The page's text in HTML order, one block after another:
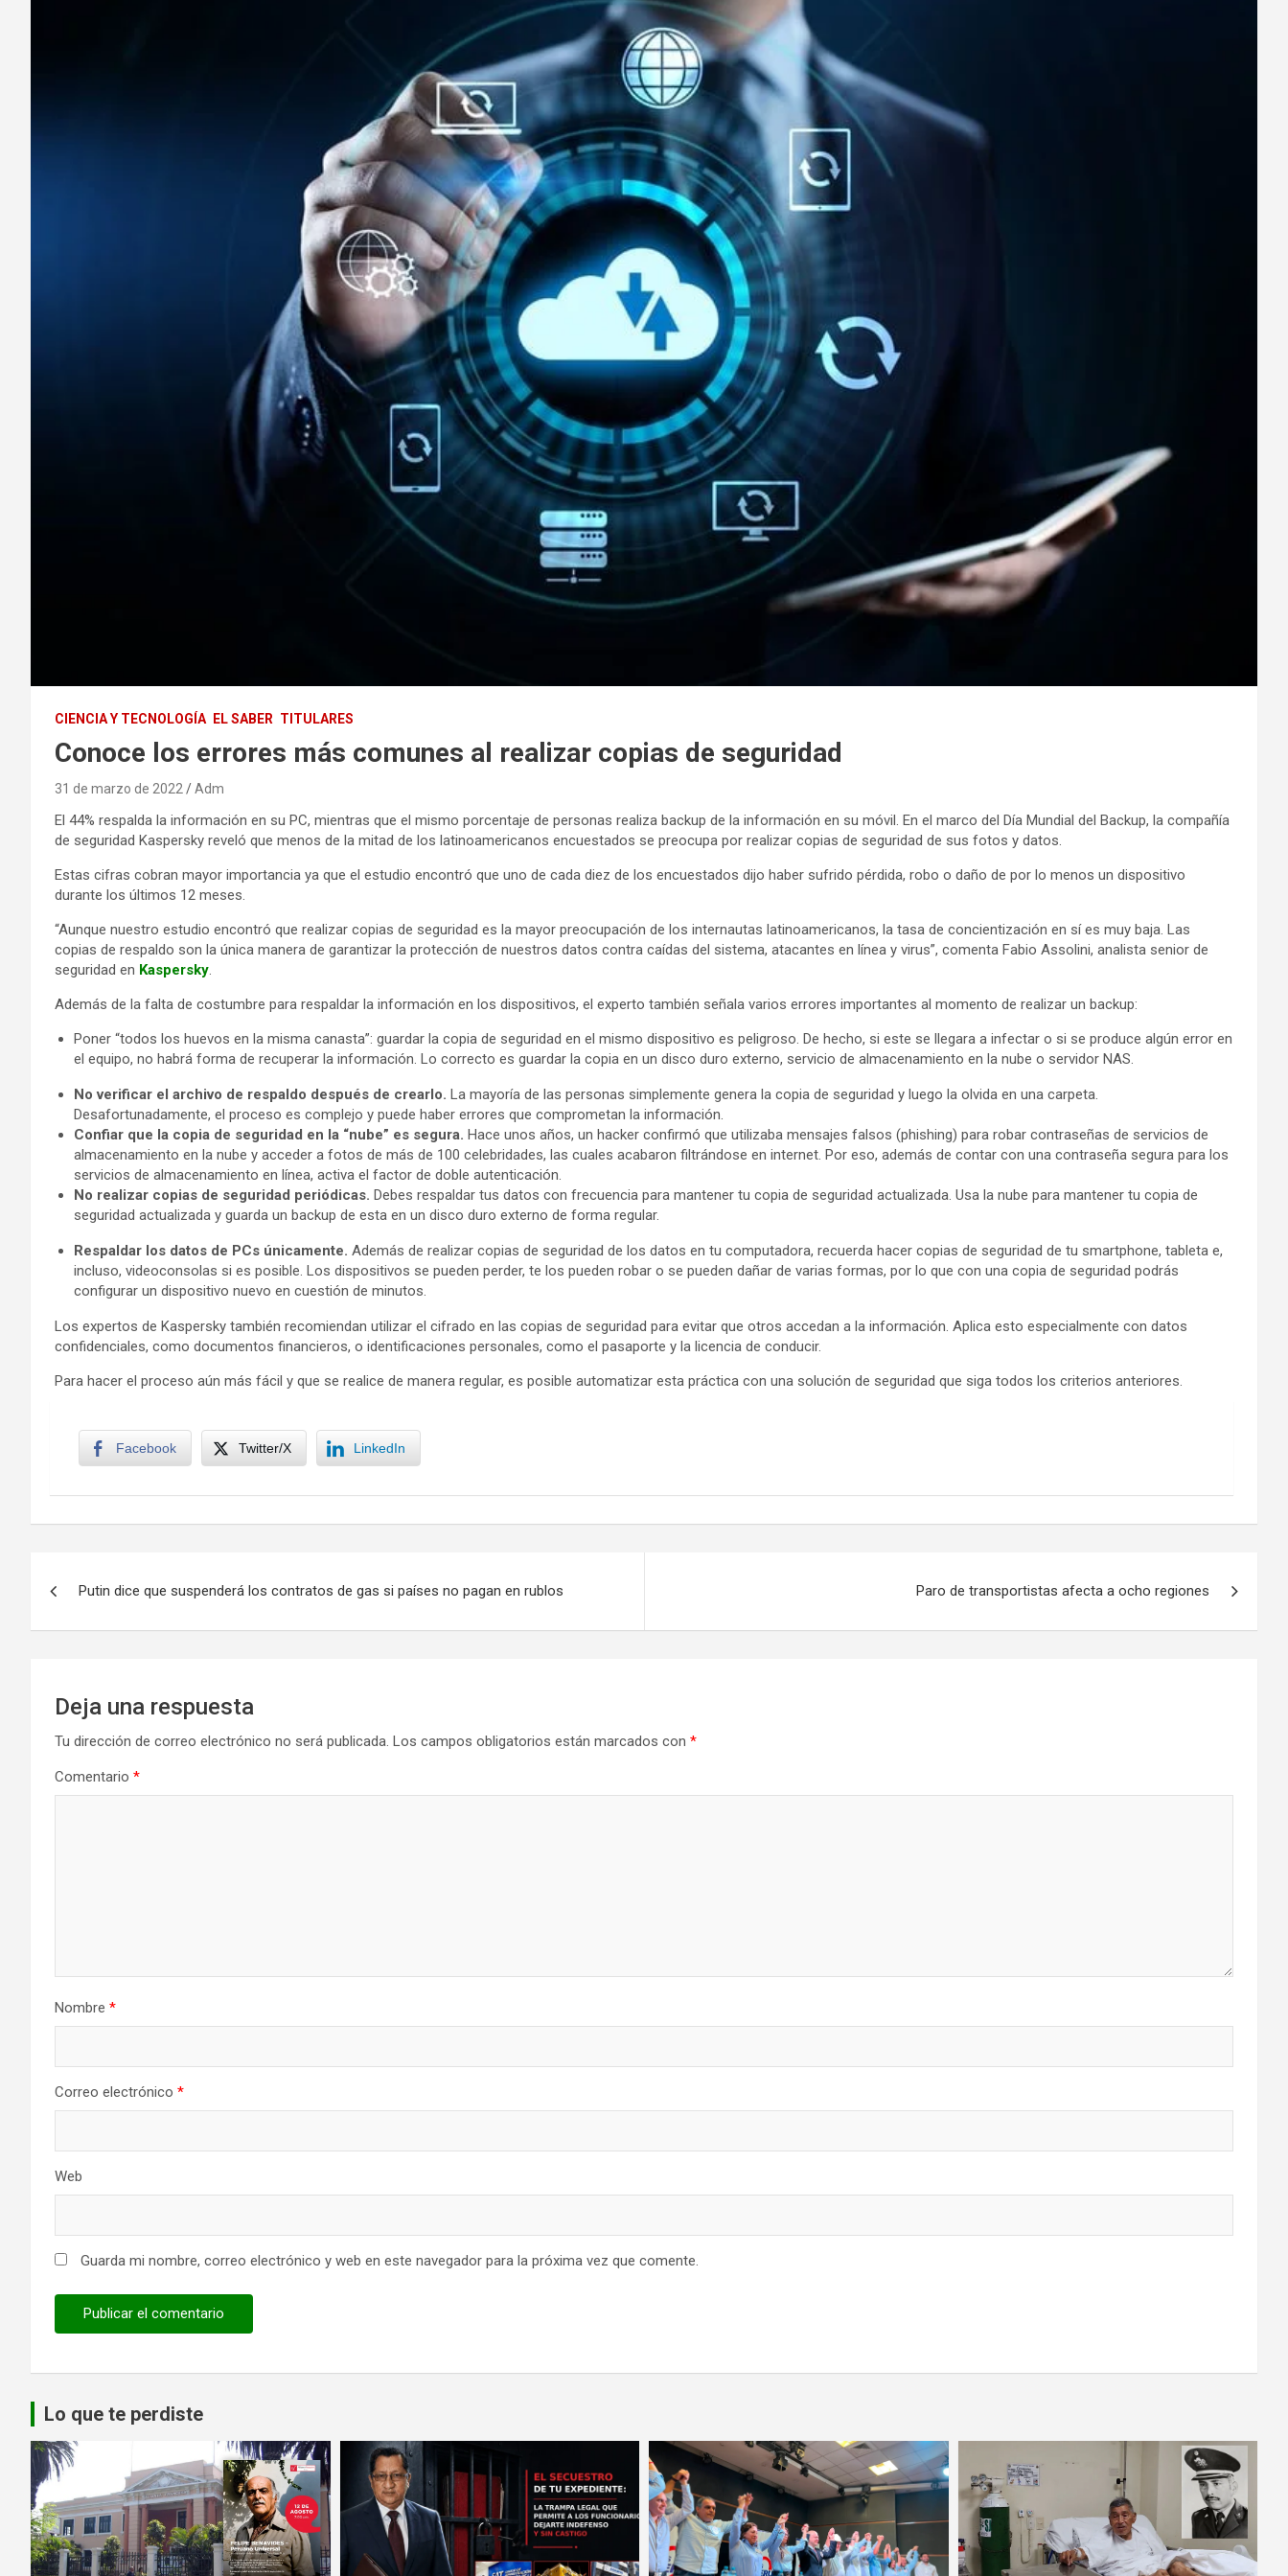
CIENCIA Y TECNOLOGÍA EL SABER TITULARES
Conoce los errores más comunes al realizar copias de seguridad
31 de marzo de 2022 Adm
El 44% respalda la información en su PC, mientras que el mismo porcentaje de personas realiza backup de la información en su móvil. En el marco del Día Mundial del Backup, la compañía
de seguridad Kaspersky reveló que menos de la mitad de los latinoamericanos encuestados se preocupa por realizar copias de seguridad de sus fotos y datos.
Estas cifras cobran mayor importancia ya que el estudio encontró que uno de cada diez de los encuestados dijo haber sufrido pérdida, robo o daño de por lo menos un dispositivo
durante los últimos 12 meses.
“Aunque nuestro estudio encontró que realizar copias de seguridad es la mayor preocupación de los internautas latinoamericanos, la tasa de concientización en sí es muy baja. Las
copias de respaldo son la única manera de garantizar la protección de nuestros datos contra caídas del sistema, atacantes en línea y virus”, comenta Fabio Assolini, analista senior de
seguridad en Kaspersky.
Además de la falta de costumbre para respaldar la información en los dispositivos, el experto también señala varios errores importantes al momento de realizar un backup:
Poner “todos los huevos en la misma canasta”: guardar la copia de seguridad en el mismo dispositivo es peligroso. De hecho, si este se llegara a infectar o si se produce algún error en
el equipo, no habrá forma de recuperar la información. Lo correcto es guardar la copia en un disco duro externo, servicio de almacenamiento en la nube o servidor NAS.
No verificar el archivo de respaldo después de crearlo. La mayoría de las personas simplemente genera la copia de seguridad y luego la olvida en una carpeta.
Desafortunadamente, el proceso es complejo y puede haber errores que comprometan la información.
Confiar que la copia de seguridad en la “nube” es segura. Hace unos años, un hacker confirmó que utilizaba mensajes falsos (phishing) para robar contraseñas de servicios de
almacenamiento en la nube y acceder a fotos de más de 100 celebridades, las cuales acabaron filtrándose en internet. Por eso, además de contar con una contraseña segura para los
servicios de almacenamiento en línea, activa el factor de doble autenticación.
No realizar copias de seguridad periódicas. Debes respaldar tus datos con frecuencia para mantener tu copia de seguridad actualizada. Usa la nube para mantener tu copia de
seguridad actualizada y guarda un backup de esta en un disco duro externo de forma regular.
Respaldar los datos de PCs únicamente. Además de realizar copias de seguridad de los datos en tu computadora, recuerda hacer copias de seguridad de tu smartphone, tableta e,
incluso, videoconsolas si es posible. Los dispositivos se pueden perder, te los pueden robar o se pueden dañar de varias formas, por lo que con una copia de seguridad podrás
configurar un dispositivo nuevo en cuestión de minutos.
Los expertos de Kaspersky también recomiendan utilizar el cifrado en las copias de seguridad para evitar que otros accedan a la información. Aplica esto especialmente con datos
confidenciales, como documentos financieros, o identificaciones personales, como el pasaporte y la licencia de conducir.
Para hacer el proceso aún más fácil y que se realice de manera regular, es posible automatizar esta práctica con una solución de seguridad que siga todos los criterios anteriores.
Facebook Twitter/X LinkedIn
Putin dice que suspenderá los contratos de gas si países no pagan en rublos Paro de transportistas afecta a ocho regiones
Deja una respuesta
Tu dirección de correo electrónico no será publicada. Los campos obligatorios están marcados con *
Comentario *
Nombre *
Correo electrónico *
Web
Guarda mi nombre, correo electrónico y web en este navegador para la próxima vez que comente.
Lo que te perdiste